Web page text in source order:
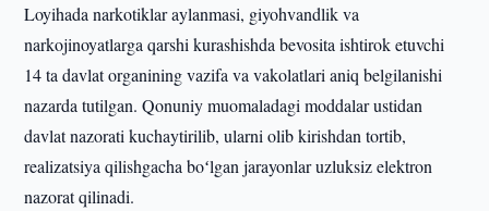
Loyihada narkotiklar aylanmasi, giyohvandlik va
narkojinoyatlarga qarshi kurashishda bevosita ishtirok etuvchi
14 ta davlat organining vazifa va vakolatlari aniq belgilanishi
nazarda tutilgan. Qonuniy muomaladagi moddalar ustidan
davlat nazorati kuchaytirilib, ularni olib kirishdan tortib,
realizatsiya qilishgacha boʻlgan jarayonlar uzluksiz elektron
nazorat qilinadi.